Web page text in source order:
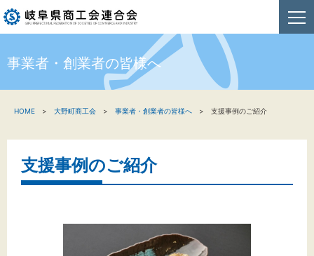
新着情報
関係機関の方へ
お問い合わせ
事業者・創業者の皆様へ
HOME 大野町商工会 事業者・創業者の皆様へ 支援事例のご紹介
支援事例のご紹介